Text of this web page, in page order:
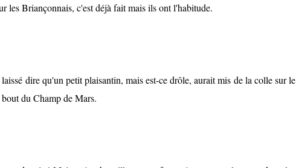
les Briançonnais, c'est déjà fait mais ils ont l'habitude.
dire qu'un petit plaisantin, mais est-ce drôle, aurait mis de la colle sur le
du Champ de Mars.